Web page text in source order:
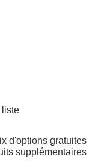
liste
d'options gratuites
supplémentaires